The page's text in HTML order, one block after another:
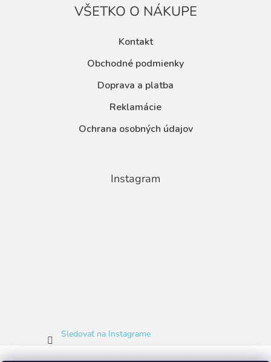
VŠETKO O NÁKUPE
Kontakt
Obchodné podmienky
Doprava a platba
Reklamácie
Ochrana osobných údajov
Instagram
Sledovať na Instagrame